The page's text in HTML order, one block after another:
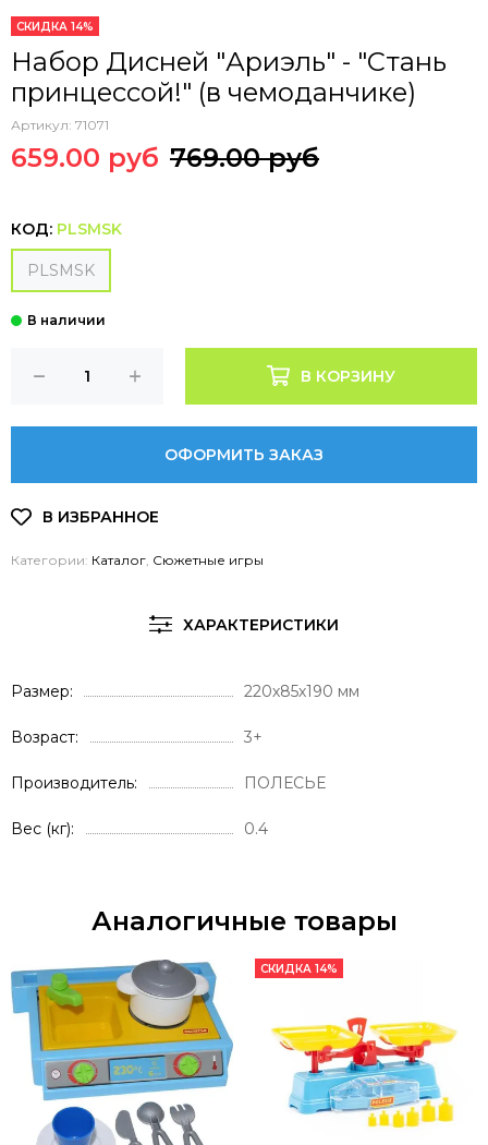
СКИДКА 14%
Набор Дисней "Ариэль" - "Cтань
принцессой!" (в чемоданчике)
Артикул: 71071
659.00 руб 769.00 руб
КОД: PLSMSK
PLSMSK
В КОРЗИНУ
ОФОРМИТЬ ЗАКАЗ
Категории: Каталог Сюжетные игры
ХАРАКТЕРИСТИКИ
Размер 220х85х190 мм
Возраст 3+
Производитель ПОЛЕСЬЕ
Вес (кг) 0.4
Аналогичные товары
СКИДКА 14%